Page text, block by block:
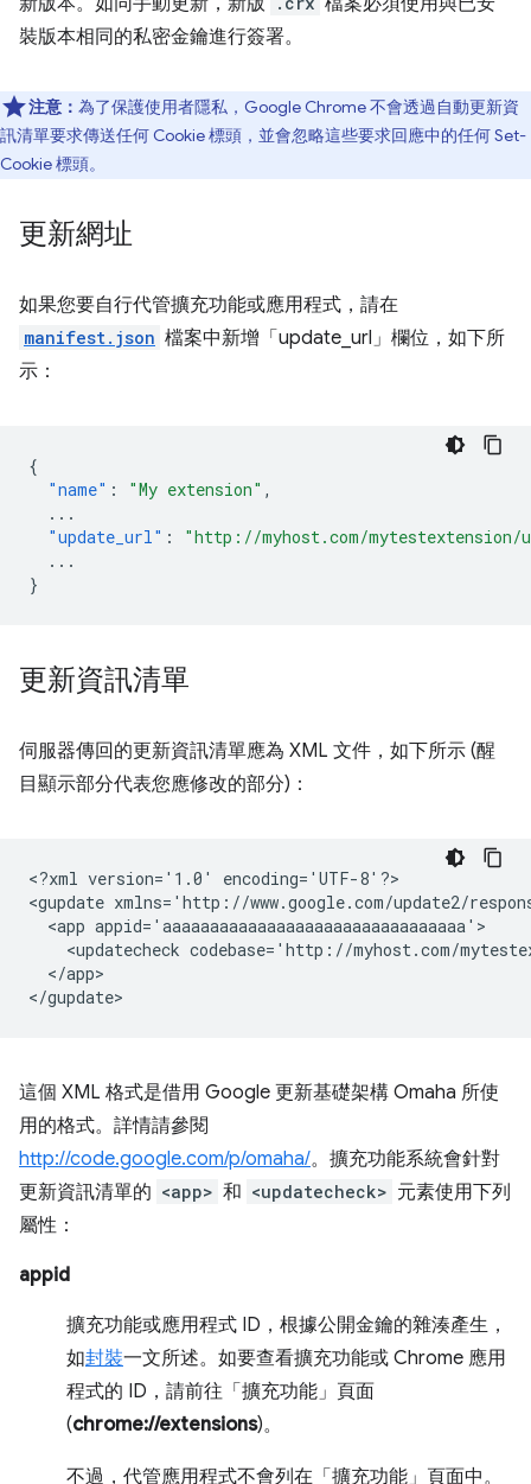
裝版本相同的私密金鑰進行簽署。
注意： 為了保護使用者隱私，Google Chrome 不會透過自動更新資
訊清單要求傳送任何 Cookie 標頭，並會忽略這些要求回應中的任何 Set-
Cookie 標頭。
更新網址
如果您要自行代管擴充功能或應用程式，請在
manifest.json 檔案中新增「update_url」欄位，如下所
示：
{
"name" : "My extension" ,
...
"update_url" :
"http://myhost.com/mytestextension/
...
}
更新資訊清單
伺服器傳回的更新資訊清單應為 XML 文件，如下所示 (醒
目顯示部分代表您應修改的部分)：
<?xml version='1.0'
encoding='UTF-8'?>
<gupdate xmlns='http://www.google.com/update2/
<app
<updatecheck codebase='http://myhost.com/
</app>
這個 XML 格式是借用 Google 更新基礎架構 Omaha 所使
用的格式。詳情請參閱
http://code.google.com/p/omaha/。擴充功能系統會針對
更新資訊清單的 <app> 和 <updatecheck> 元素使用下列
屬性：
appid
擴充功能或應用程式 ID，根據公開金鑰的雜湊產生，
如封裝一文所述。如要查看擴充功能或 Chrome 應用
程式的 ID，請前往「擴充功能」頁面
(chrome://extensions)。
不過，代管應用程式不會列在「擴充功能」頁面中。